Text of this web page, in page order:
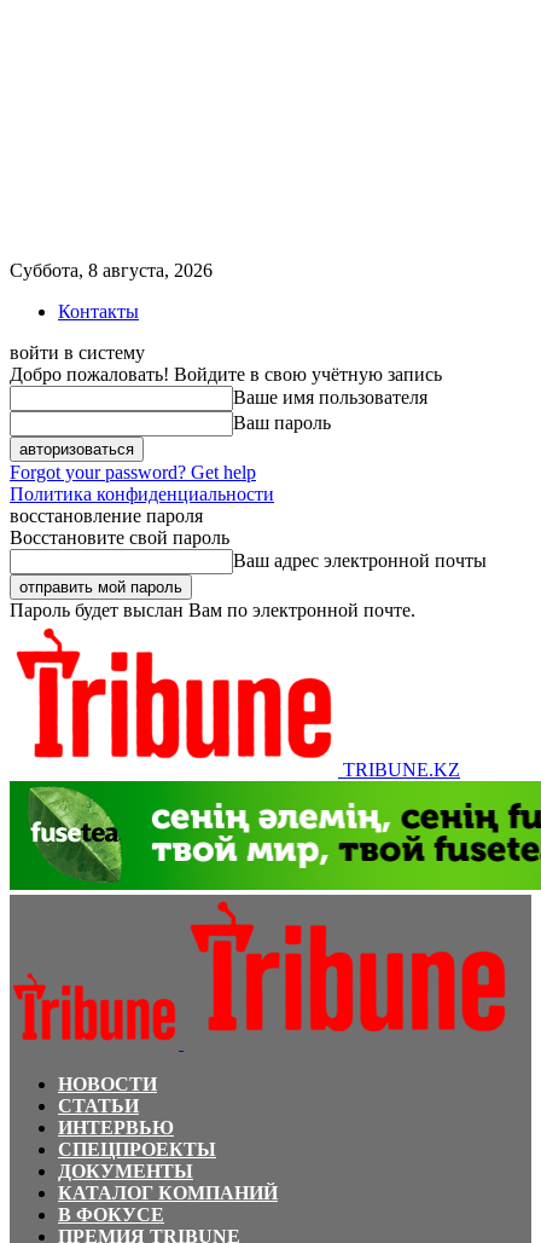
Суббота, 8 августа, 2026
Контакты
войти в систему
Добро пожаловать! Войдите в свою учётную запись
Ваше имя пользователя
Ваш пароль
Forgot your password? Get help
Политика конфиденциальности
восстановление пароля
Восстановите свой пароль
Ваш адрес электронной почты
Пароль будет выслан Вам по электронной почте.
TRIBUNE.KZ
НОВОСТИ
СТАТЬИ
ИНТЕРВЬЮ
СПЕЦПРОЕКТЫ
ДОКУМЕНТЫ
КАТАЛОГ КОМПАНИЙ
В ФОКУСЕ
ПРЕМИЯ TRIBUNE